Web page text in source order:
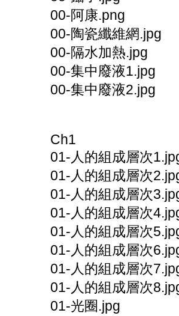
00-阿康.png
00-陶瓷纖維網.jpg
00-隔水加熱.jpg
00-集中廢液1.jpg
00-集中廢液2.jpg
Ch1
01-人的組成層次
01-人的組成層次
01-人的組成層次
01-人的組成層次
01-人的組成層次
01-人的組成層次
01-人的組成層次
01-人的組成層次
01-光圈.jpg